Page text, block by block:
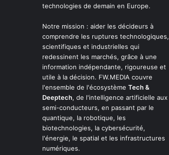
technologies de demain en Europe.
Notre mission : aider les décideurs à
comprendre les ruptures technologiques,
scientifiques et industrielles qui
redessinent les marchés, grâce à une
information indépendante, rigoureuse et
utile à la décision. FW.MEDIA couvre
l'ensemble de l'écosystème Tech &
Deeptech, de l'intelligence artificielle aux
semi-conducteurs, en passant par le
quantique, la robotique, les
biotechnologies, la cybersécurité,
l'énergie, le spatial et les infrastructures
numériques.